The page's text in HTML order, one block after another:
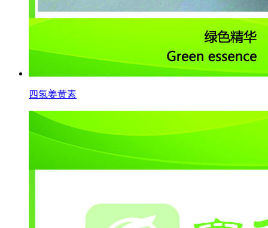
四氢姜黄素